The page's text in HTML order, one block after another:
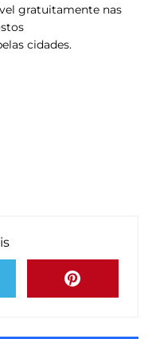
gratuitamente nas
cidades.